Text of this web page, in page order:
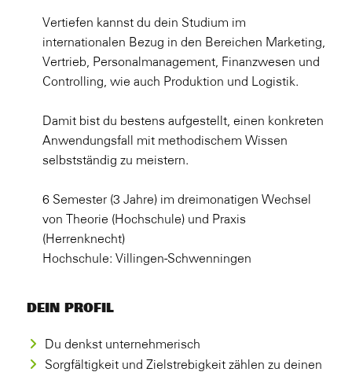
Vertiefen kannst du dein Studium im
internationalen Bezug in den Bereichen Marketing,
Vertrieb, Personalmanagement, Finanzwesen und
Controlling, wie auch Produktion und Logistik.
Damit bist du bestens aufgestellt, einen konkreten
Anwendungsfall mit methodischem Wissen
selbstständig zu meistern.
6 Semester (3 Jahre) im dreimonatigen Wechsel
von Theorie (Hochschule) und Praxis
(Herrenknecht)
Hochschule: Villingen-Schwenningen
DEIN PROFIL
Du denkst unternehmerisch
Sorgfältigkeit und Zielstrebigkeit zählen zu deinen